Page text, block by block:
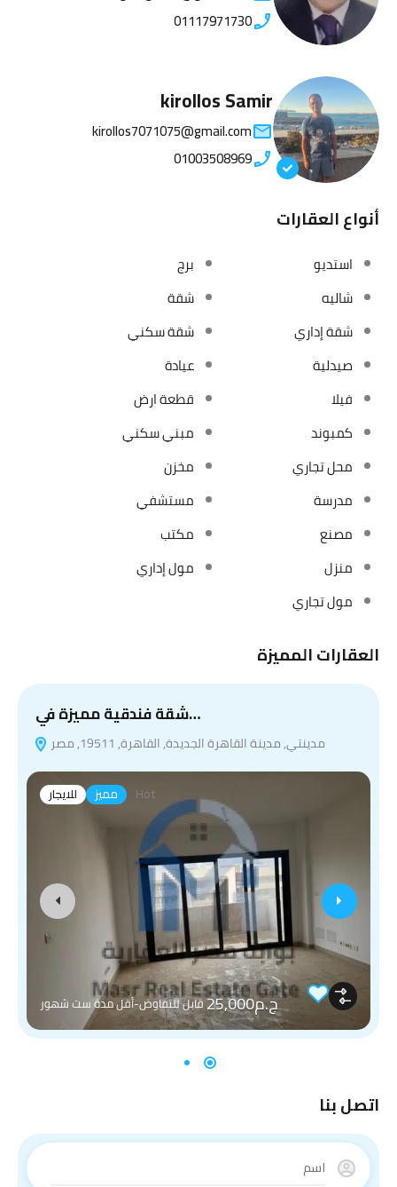
01117971730
kirollos Samir
kirollos7071075@gmail.com
01003508969
أنواع العقارات
استديو
برج
شاليه
شقة
شقة إداري
شقة سكني
صيدلية
عيادة
فيلا
قطعة ارض
كمبوند
مبني سكني
محل تجاري
مخزن
مدرسة
مستشفي
مصنع
مكتب
منزل
مول إداري
مول تجاري
العقارات المميزة
شقة فندقية مميزة في…
مدينتي, مدينة القاهرة الجديدة, القاهرة, 19511, مصر
للايجار مميز Hot
ج.م25,000 قابل للتفاوض-أقل مدة ست شهور
اتصل بنا